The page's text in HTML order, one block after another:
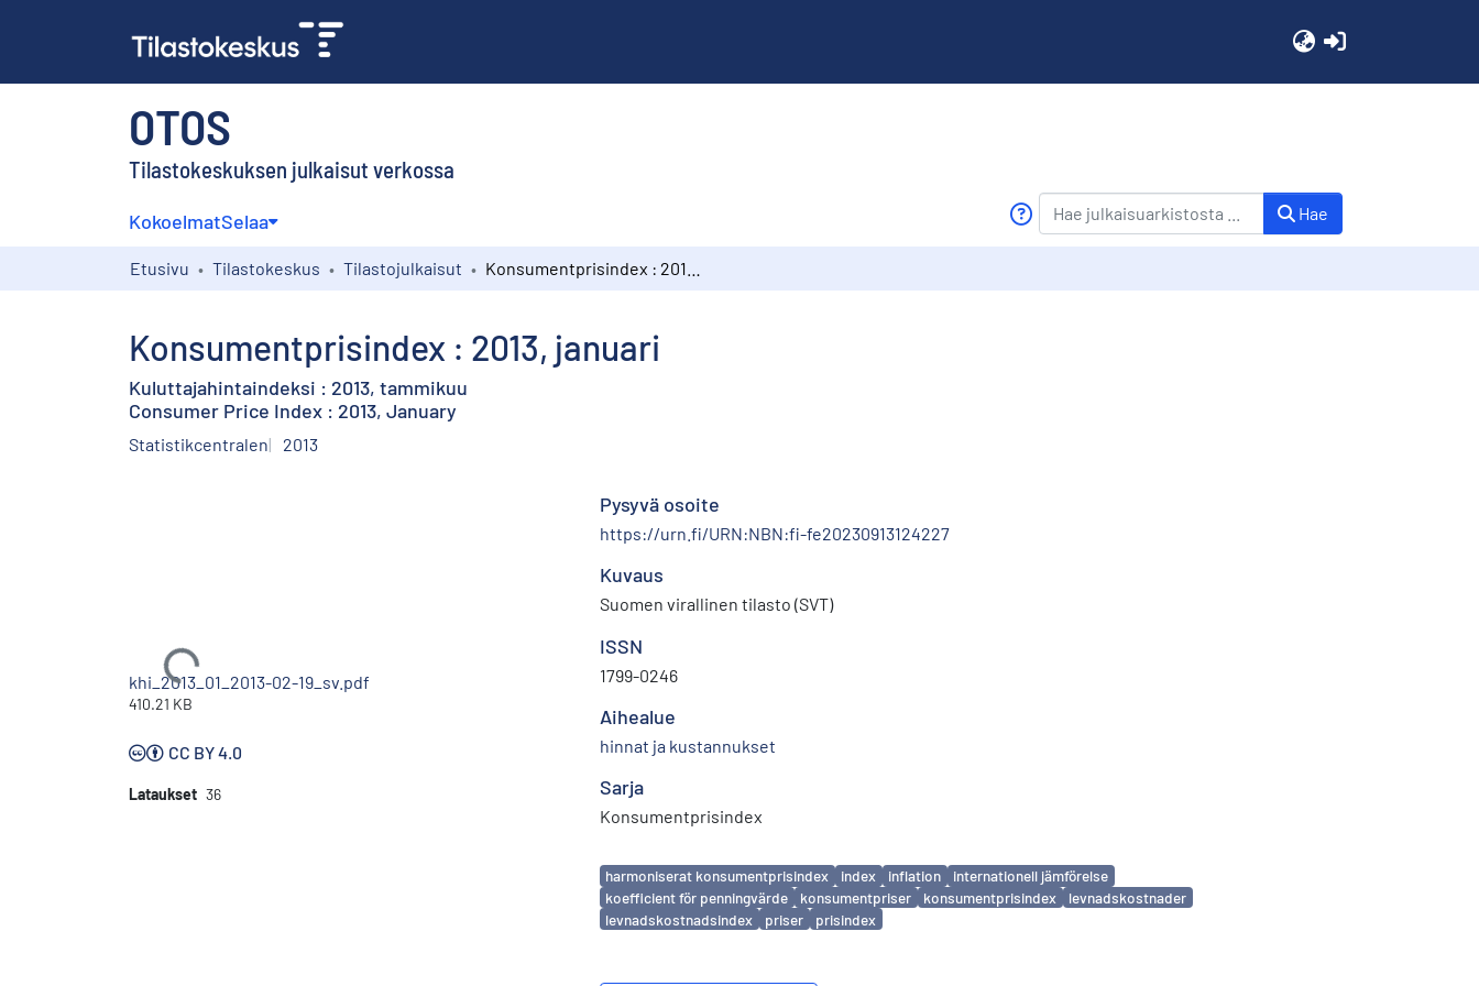
OTOS
Tilastokeskuksen julkaisut verkossa
KokoelmatSelaa Hae
Etusivu Tilastokeskus Tilastojulkaisut
Konsumentprisindex : 2013, januari
Kuluttajahintaindeksi : 2013, tammikuu
Consumer Price Index : 2013, January
Statistikcentralen 2013
Ladataan...
khi_2013_01_2013-02-19_sv.pdf
410.21 KB
CC BY 4.0
Lataukset 36
Pysyvä osoite
https://urn.fi/URN:NBN:fi-fe20230913124227
Kuvaus
Suomen virallinen tilasto (SVT)
ISSN
1799-0246
Aihealue
hinnat ja kustannukset
Sarja
Konsumentprisindex
Avainsanat
harmoniserat konsumentprisindex index inflation
internationell jämförelse
koefficient för penningvärde
konsumentpriser konsumentprisindex
levnadskostnader
levnadskostnadsindex
priser prisindex